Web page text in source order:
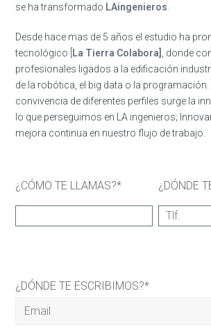
se ha transformado LAingenieros
Desde hace mas de 5 años el estudio ha
tecnológico [ La Tierra Colabora]
, donde
profesionales ligados a la edificación
de la robótica, el big data o la programación.
convivencia de diferentes perfiles surge la
lo que perseguimos en LA ingenieros;
mejora continua en nuestro flujo de trabajo.
¿CÓMO TE LLAMAS?* ¿DÓNDE
¿DÓNDE TE ESCRIBIMOS?*